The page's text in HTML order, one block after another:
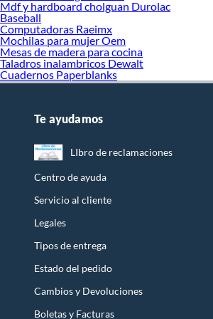
Mdf y hardboard cholguan Durolac
Baseball
Computadoras Raeimx
Mochilas para mujer Oem
Mesas de madera para cocina
Taladros inalambricos Dewalt
Cuadernos Paperblanks
Te ayudamos
LIbro de reclamaciones
Centro de ayuda
Servicio al cliente
Legales
Tipos de entrega
Estado del pedido
Cambios y Devoluciones
Boletas y Facturas